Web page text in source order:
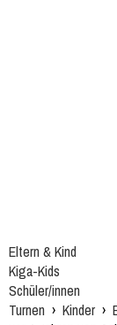
Eltern & Kind
Kiga-Kids
Schüler/innen
Turnen › Kinder ›